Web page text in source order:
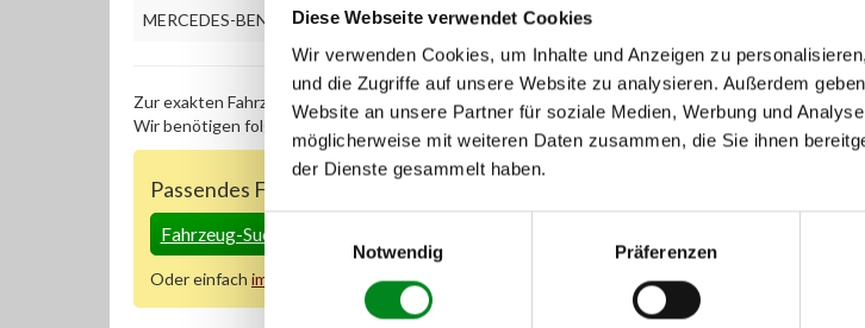
Diese Webseite verwendet Cookies
Wir verwenden Cookies, um Inhalte und Anzeigen zu
und die Zugriffe auf unsere Website zu analysieren. Außerdem
Website an unsere Partner für soziale Medien, Werbung und
möglicherweise mit weiteren Daten zusammen, die Sie ihnen
der Dienste gesammelt haben.
Notwendig
Präferenzen
MERCEDES-BENZ S-CLASS (W140) S 280 (140.028)
Zur exakten Fahrzeug-Identifizierung können Sie auch unseren Support kontaktieren ( Chat
,
Wir benötigen folgende Fahrzeugdaten: Schlüsselnummerzu 2 (2.1) und zu 3 (2.2) oder
Passendes Fahrzeug nicht dabei?
Fahrzeug-Suche für AT-Servopumpen
Oder einfach im Chat nachfragen.